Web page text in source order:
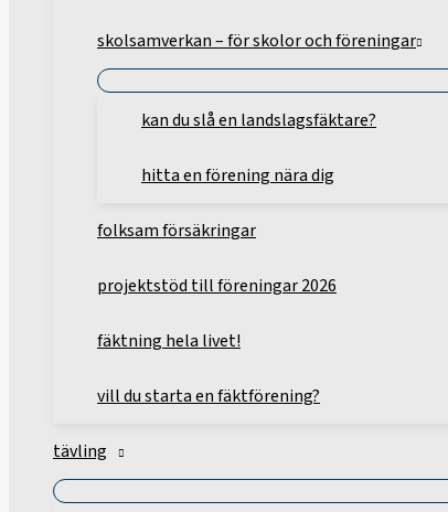
skolsamverkan – för skolor och föreningar
kan du slå en landslagsfäktare?
hitta en förening nära dig
folksam försäkringar
projektstöd till föreningar 2026
fäktning hela livet!
vill du starta en fäktförening?
tävling